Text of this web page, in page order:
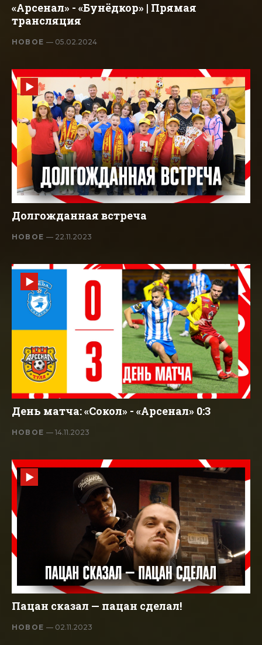
«Арсенал» - «Бунёдкор» | Прямая
трансляция
НОВОЕ— 05.02.2024
Долгожданная встреча
НОВОЕ— 22.11.2023
День матча: «Сокол» - «Арсенал» 0:3
НОВОЕ— 14.11.2023
Пацан сказал — пацан сделал!
НОВОЕ— 02.11.2023